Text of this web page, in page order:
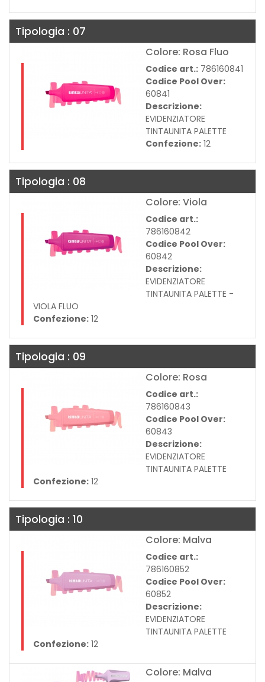
Tipologia : 07
Colore: Rosa Fluo
Codice art.: 786160841
Codice Pool Over:
60841
Descrizione:
EVIDENZIATORE
TINTAUNITA PALETTE
Confezione: 12
Tipologia : 08
Colore: Viola
Codice art.:
786160842
Codice Pool Over:
60842
Descrizione:
EVIDENZIATORE
TINTAUNITA PALETTE -
VIOLA FLUO
Confezione: 12
Tipologia : 09
Colore: Rosa
Codice art.:
786160843
Codice Pool Over:
60843
Descrizione:
EVIDENZIATORE
TINTAUNITA PALETTE
Confezione: 12
Tipologia : 10
Colore: Malva
Codice art.:
786160852
Codice Pool Over:
60852
Descrizione:
EVIDENZIATORE
TINTAUNITA PALETTE
Confezione: 12
Colore: Malva